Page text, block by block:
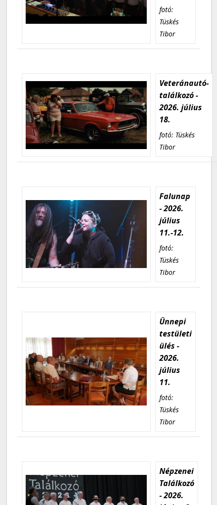
fotó:
Tüskés
Tibor
Veteránautó-
találkozó -
2026. július
18.
fotó: Tüskés
Tibor
Falunap
- 2026.
július
11.-12.
fotó:
Tüskés
Tibor
Ünnepi
testületi
ülés -
2026.
július
11.
fotó:
Tüskés
Tibor
Népzenei
Találkozó
- 2026.